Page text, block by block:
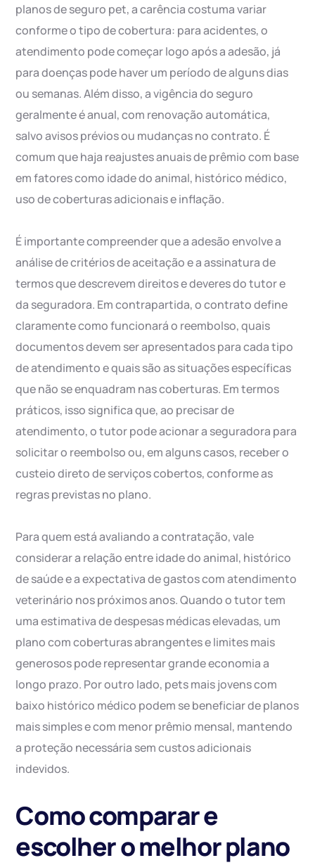
planos de seguro pet, a carência costuma variar
conforme o tipo de cobertura: para acidentes, o
atendimento pode começar logo após a adesão, já
para doenças pode haver um período de alguns dias
ou semanas. Além disso, a vigência do seguro
geralmente é anual, com renovação automática,
salvo avisos prévios ou mudanças no contrato. É
comum que haja reajustes anuais de prêmio com base
em fatores como idade do animal, histórico médico,
uso de coberturas adicionais e inflação.
É importante compreender que a adesão envolve a
análise de critérios de aceitação e a assinatura de
termos que descrevem direitos e deveres do tutor e
da seguradora. Em contrapartida, o contrato define
claramente como funcionará o reembolso, quais
documentos devem ser apresentados para cada tipo
de atendimento e quais são as situações específicas
que não se enquadram nas coberturas. Em termos
práticos, isso significa que, ao precisar de
atendimento, o tutor pode acionar a seguradora para
solicitar o reembolso ou, em alguns casos, receber o
custeio direto de serviços cobertos, conforme as
regras previstas no plano.
Para quem está avaliando a contratação, vale
considerar a relação entre idade do animal, histórico
de saúde e a expectativa de gastos com atendimento
veterinário nos próximos anos. Quando o tutor tem
uma estimativa de despesas médicas elevadas, um
plano com coberturas abrangentes e limites mais
generosos pode representar grande economia a
longo prazo. Por outro lado, pets mais jovens com
baixo histórico médico podem se beneficiar de planos
mais simples e com menor prêmio mensal, mantendo
a proteção necessária sem custos adicionais
indevidos.
Como comparar e
escolher o melhor plano